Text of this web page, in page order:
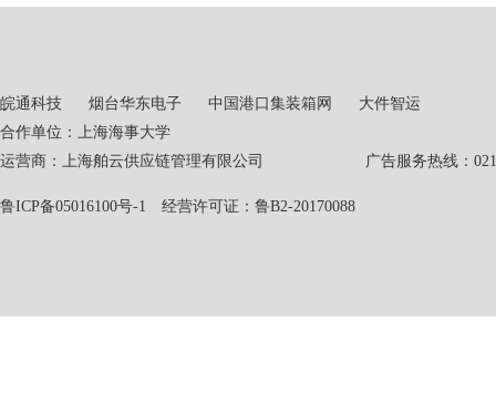
皖通科技 烟台华东电子 中国港口集装箱网
大件智运
合作单位：上海海事大学
运营商：上海舶云供应链管理有限公司 广告服务热线：021-
鲁ICP备05016100号-1 经营许可证：鲁B2-20170088